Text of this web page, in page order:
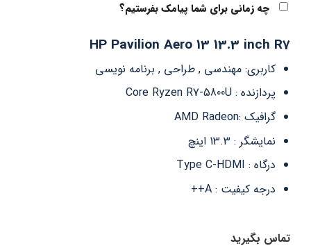
چه زمانی برای شما پیامک بفرستیم؟
HP Pavilion Aero 13 13.3 inch R7
کاربری: مهندسی , طراحی , برنامه نویسی
پردازنده : Core Ryzen R7-5800U
گرافیک :AMD Radeon
نمایشگر : 13.3 اینچ
درگاه : Type C-HDMI
درجه کیفیت : A++
تماس بگیرید